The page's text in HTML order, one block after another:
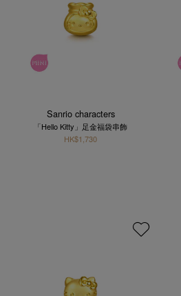
Sanrio characters
「Hello Kitty」足金福袋串飾
HK$1,730